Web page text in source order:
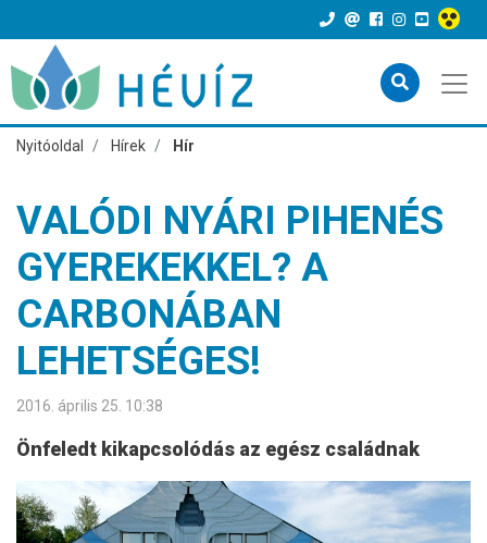
Nyitóoldal Hírek Hír
VALÓDI NYÁRI PIHENÉS
GYEREKEKKEL? A
CARBONÁBAN
LEHETSÉGES!
2016. április 25. 10:38
Önfeledt kikapcsolódás az egész családnak